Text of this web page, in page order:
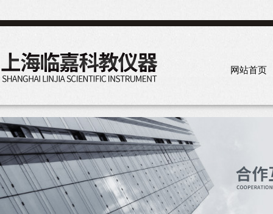
网站首页